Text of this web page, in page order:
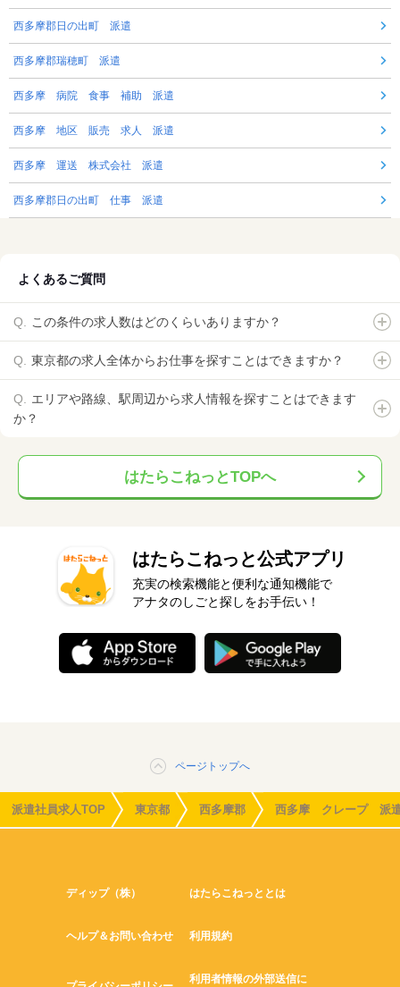
西多摩郡日の出町 派遣
西多摩郡瑞穂町 派遣
西多摩 病院 食事 補助 派遣
西多摩 地区 販売 求人 派遣
西多摩 運送 株式会社 派遣
西多摩郡日の出町 仕事 派遣
よくあるご質問
この条件の求人数はどのくらいありますか？
東京都の求人全体からお仕事を探すことはできますか？
エリアや路線、駅周辺から求人情報を探すことはできます
か？
はたらこねっとTOPへ
はたらこねっと公式アプリ
充実の検索機能と便利な通知機能で
アナタのしごと探しをお手伝い！
ページトップへ
派遣社員求人TOP 東京都 西多摩郡 西多摩 クレープ 派
ディップ（株） はたらこねっととは
ヘルプ＆お問い合わせ 利用規約
利用者情報の外部送信に